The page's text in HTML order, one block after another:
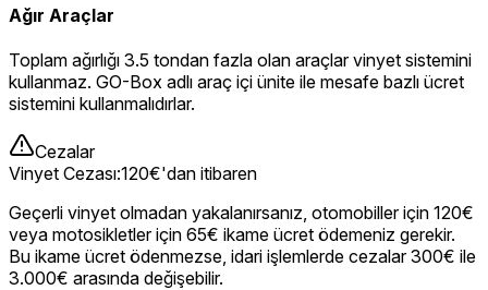
Ağır Araçlar
Toplam ağırlığı 3.5 tondan fazla olan araçlar vinyet sistemini
kullanmaz. GO-Box adlı araç içi ünite ile mesafe bazlı ücret
sistemini kullanmalıdırlar.
Cezalar
Vinyet Cezası:120€'dan itibaren
Geçerli vinyet olmadan yakalanırsanız, otomobiller için 120€
veya motosikletler için 65€ ikame ücret ödemeniz gerekir.
Bu ikame ücret ödenmezse, idari işlemlerde cezalar 300€ ile
3.000€ arasında değişebilir.